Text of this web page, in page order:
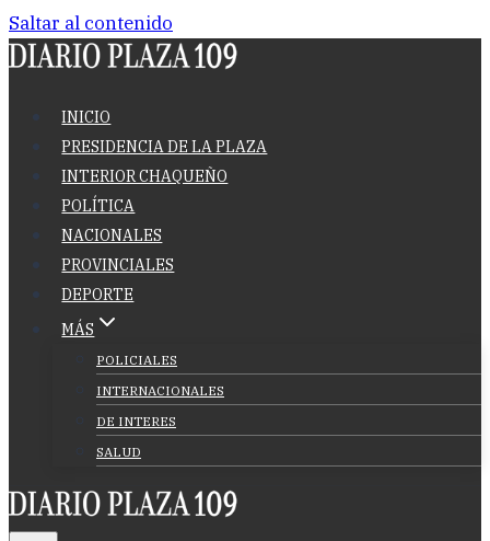
Saltar al contenido
INICIO
PRESIDENCIA DE LA PLAZA
INTERIOR CHAQUEÑO
POLÍTICA
NACIONALES
PROVINCIALES
DEPORTE
MÁS
POLICIALES
INTERNACIONALES
DE INTERES
SALUD